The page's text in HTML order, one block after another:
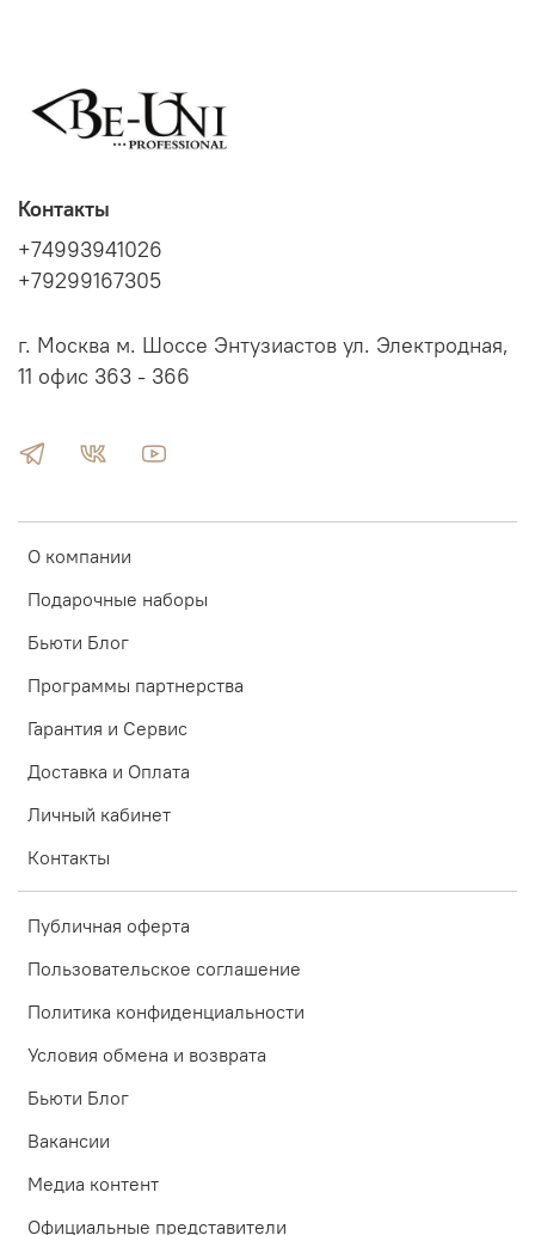
О компании
Подарочные наборы
Бьюти Блог
Программы партнерства
Гарантия и Сервис
Доставка и Оплата
Личный кабинет
Контакты
Публичная оферта
Пользовательское соглашение
Политика конфиденциальности
Условия обмена и возврата
Бьюти Блог
Вакансии
Медиа контент
Официальные представители
Контакты
+74993941026
+79299167305
г. Москва м. Шоссе Энтузиастов ул. Электродная,
11 офис 363 - 366